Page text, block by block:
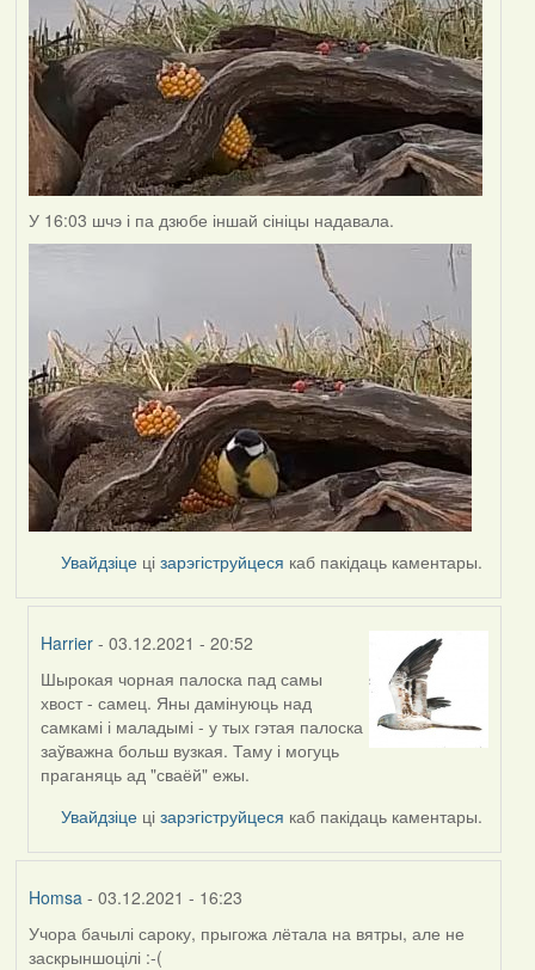
У 16:03 шчэ і па дзюбе іншай сініцы надавала.
Увайдзіце цізарэгіструйцеся каб пакідаць каментары.
Harrier - 03.12.2021 - 20:52
In
reply
to
by
Lighty
Шырокая чорная палоска пад самы
хвост - самец. Яны дамінуюць над
самкамі і маладымі - у тых гэтая палоска
заўважна больш вузкая. Таму і могуць
праганяць ад "сваёй" ежы.
Увайдзіце цізарэгіструйцеся каб пакідаць каментары.
Homsa - 03.12.2021 - 16:23
Учора бачылі сароку, прыгожа лётала на вятры, але не
заскрыншоцілі :-(